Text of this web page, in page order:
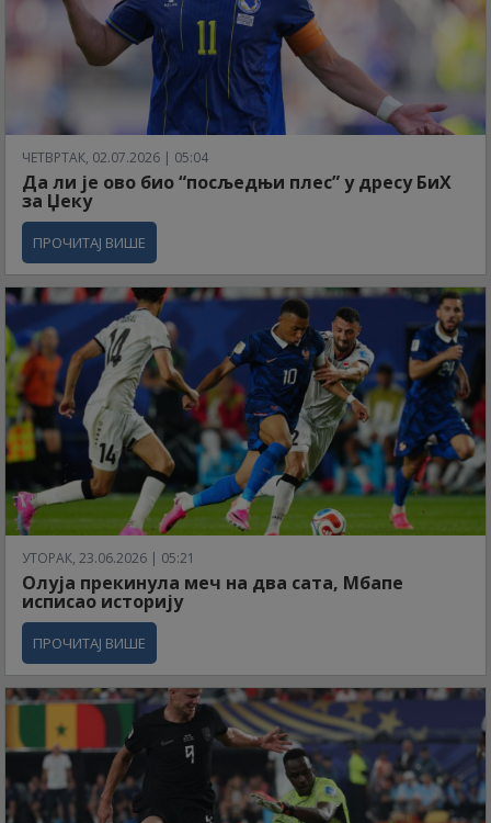
ЧЕТВРТАК, 02.07.2026 | 05:04
Да ли је ово био “посљедњи плес” у дресу БиХ
за Џеку
ПРОЧИТАЈ ВИШЕ
УТОРАК, 23.06.2026 | 05:21
Олуја прекинула меч на два сата, Мбапе
исписао историју
ПРОЧИТАЈ ВИШЕ